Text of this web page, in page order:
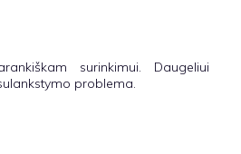
surinkimui. Daugeliui
problema.